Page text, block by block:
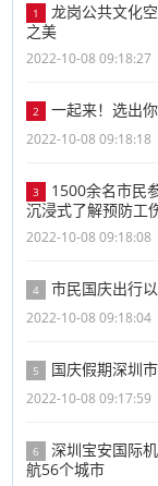
1
龙岗公共文化
之美
2022-10-08 09:18:27
2 一起来！选出
2022-10-08 09:18:18
3
1500余名市民
沉浸式了解预防工
2022-10-08 09:18:08
4 市民国庆出行
2022-10-08 09:18:04
5 国庆假期深圳
2022-10-08 09:17:59
6
深圳宝安国际
航56个城市